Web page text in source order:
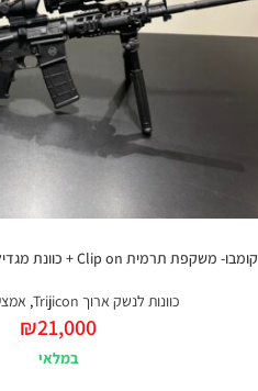
קומבו- משקפת תרמית Clip on + כוונת מגדילה 4X ACOG של טריג׳קון
כוונות לנשק ארוך Trijicon ,
₪21,000
במלאי